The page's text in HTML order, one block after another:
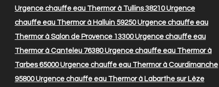
Urgence chauffe eau Thermor à Tullins 38210Urgence
chauffe eau Thermor à Halluin 59250Urgence chauffe eau
Thermor à Salon de Provence 13300Urgence chauffe eau
Thermor à Canteleu 76380Urgence chauffe eau Thermor à
Tarbes 65000Urgence chauffe eau Thermor à Courdimanche
95800Urgence chauffe eau Thermor à Labarthe sur Lèze